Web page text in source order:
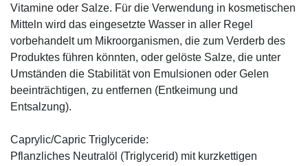
Vitamine oder Salze. Für die Verwendung in kosmetischen
Mitteln wird das eingesetzte Wasser in aller Regel
vorbehandelt um Mikroorganismen, die zum Verderb des
Produktes führen könnten, oder gelöste Salze, die unter
Umständen die Stabilität von Emulsionen oder Gelen
beeinträchtigen, zu entfernen (Entkeimung und
Entsalzung).
Caprylic/Capric Triglyceride:
Pflanzliches Neutralöl (Triglycerid) mit kurzkettigen